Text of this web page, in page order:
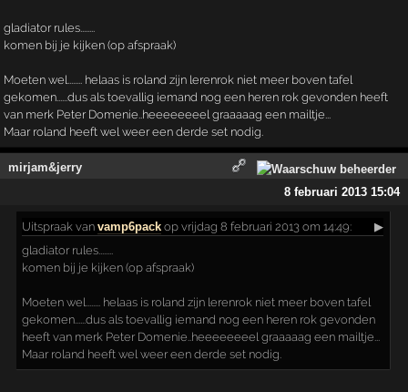
gladiator rules........
komen bij je kijken (op afspraak)
Moeten wel........ helaas is roland zijn lerenrok niet meer boven tafel
gekomen......dus als toevallig iemand nog een heren rok gevonden heeft
van merk Peter Domenie..heeeeeeeel graaaaag een mailtje...
Maar roland heeft wel weer een derde set nodig.
mirjam&jerry
8 februari 2013 15:04
Uitspraak vanvamp6pack op vrijdag 8 februari 2013 om 14:49:
▶
gladiator rules........
komen bij je kijken (op afspraak)
Moeten wel........ helaas is roland zijn lerenrok niet meer boven tafel
gekomen......dus als toevallig iemand nog een heren rok gevonden
heeft van merk Peter Domenie..heeeeeeeel graaaaag een mailtje...
Maar roland heeft wel weer een derde set nodig.